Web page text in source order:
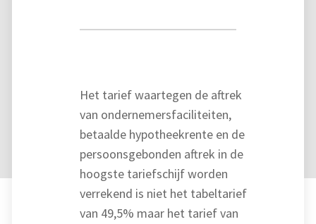
Het tarief waartegen de aftrek
van ondernemersfaciliteiten,
betaalde hypotheekrente en de
persoonsgebonden aftrek in de
hoogste tariefschijf worden
verrekend is niet het tabeltarief
van 49,5% maar het tarief van